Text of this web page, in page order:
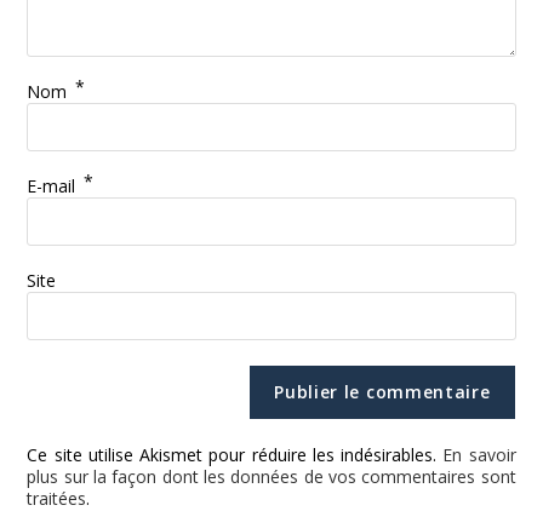
Nom *
E-mail *
Site
Ce site utilise Akismet pour réduire les indésirables. En savoir
plus sur la façon dont les données de vos commentaires sont
traitées.